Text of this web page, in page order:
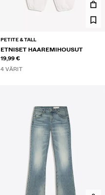
PETITE & TALL
ETNISET HAAREMIHOUSUT
19,99 €
4 VÄRIT